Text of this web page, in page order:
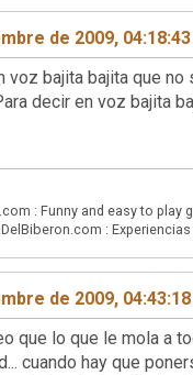
de 2009, 04:18:43
voz bajita bajita que
decir en voz bajita
: Funny and easy to play
:
de 2009, 04:43:18
que lo que le mola a
cuando hay que